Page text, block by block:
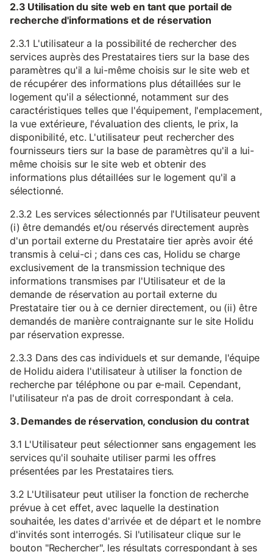
2.3 Utilisation du site web en tant que portail de
recherche d'informations et de réservation
2.3.1 L'utilisateur a la possibilité de rechercher des
services auprès des Prestataires tiers sur la base des
paramètres qu'il a lui-même choisis sur le site web et
de récupérer des informations plus détaillées sur le
logement qu'il a sélectionné, notamment sur des
caractéristiques telles que l'équipement, l'emplacement,
la vue extérieure, l'évaluation des clients, le prix, la
disponibilité, etc. L'utilisateur peut rechercher des
fournisseurs tiers sur la base de paramètres qu'il a lui-
même choisis sur le site web et obtenir des
informations plus détaillées sur le logement qu'il a
sélectionné.
2.3.2 Les services sélectionnés par l'Utilisateur peuvent
(i) être demandés et/ou réservés directement auprès
d'un portail externe du Prestataire tier après avoir été
transmis à celui-ci ; dans ces cas, Holidu se charge
exclusivement de la transmission technique des
informations transmises par l'Utilisateur et de la
demande de réservation au portail externe du
Prestataire tier ou à ce dernier directement, ou (ii) être
demandés de manière contraignante sur le site Holidu
par réservation expresse.
2.3.3 Dans des cas individuels et sur demande, l'équipe
de Holidu aidera l'utilisateur à utiliser la fonction de
recherche par téléphone ou par e-mail. Cependant,
l'utilisateur n'a pas de droit correspondant à cela.
3. Demandes de réservation, conclusion du contrat
3.1 L'Utilisateur peut sélectionner sans engagement les
services qu'il souhaite utiliser parmi les offres
présentées par les Prestataires tiers.
3.2 L'Utilisateur peut utiliser la fonction de recherche
prévue à cet effet, avec laquelle la destination
souhaitée, les dates d'arrivée et de départ et le nombre
d'invités sont interrogés. Si l'utilisateur clique sur le
bouton "Rechercher", les résultats correspondant à ses